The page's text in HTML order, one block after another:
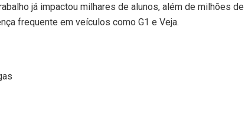
já impactou milhares de alunos, além de milhões de
frequente em veículos como G1 e Veja.